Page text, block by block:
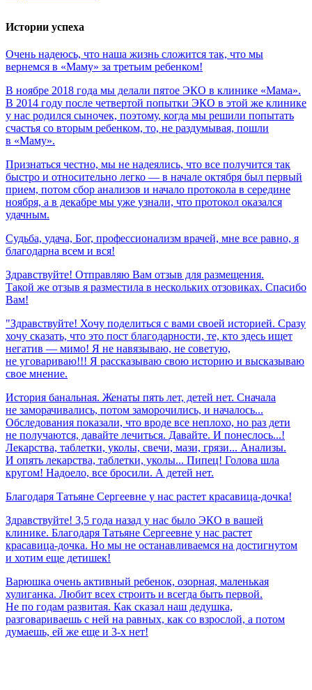
Истории успеха
Очень надеюсь, что наша жизнь сложится так, что мы
вернемся в «Маму» за третьим ребенком!
В ноябре 2018 года мы делали пятое ЭКО в клинике «Мама».
В 2014 году после четвертой попытки ЭКО в этой же клинике
у нас родился сыночек, поэтому, когда мы решили попытать
счастья со вторым ребенком, то, не раздумывая, пошли
в «Маму».
Признаться честно, мы не надеялись, что все получится так
быстро и относительно легко — в начале октября был первый
прием, потом сбор анализов и начало протокола в середине
ноября, а в декабре мы уже узнали, что протокол оказался
удачным.
Судьба, удача, Бог, профессионализм врачей, мне все равно, я
благодарна всем и вся!
Здравствуйте! Отправляю Вам отзыв для размещения.
Такой же отзыв я разместила в нескольких отзовиках. Спасибо
Вам!
"Здравствуйте! Хочу поделиться с вами своей историей. Сразу
хочу сказать, что это пост благодарности, те, кто здесь ищет
негатив — мимо! Я не навязываю, не советую,
не уговариваю!!! Я рассказываю свою историю и высказываю
свое мнение.
История банальная. Женаты пять лет, детей нет. Сначала
не заморачивались, потом заморочились, и началось...
Обследования показали, что вроде все неплохо, но раз дети
не получаются, давайте лечиться. Давайте. И понеслось...!
Лекарства, таблетки, уколы, свечи, мази, грязи... Анализы.
И опять лекарства, таблетки, уколы... Пипец! Голова шла
кругом! Надоело, все бросили. А детей нет.
Благодаря Татьяне Сергеевне у нас растет красавица-дочка!
Здравствуйте! 3,5 года назад у нас было ЭКО в вашей
клинике. Благодаря Татьяне Сергеевне у нас растет
красавица-дочка. Но мы не останавливаемся на достигнутом
и хотим еще детишек!
Варюшка очень активный ребенок, озорная, маленькая
хулиганка. Любит всех строить и всегда быть первой.
Не по годам развитая. Как сказал наш дедушка,
разговариваешь с ней на равных, как со взрослой, а потом
думаешь, ей же еще и 3-х нет!